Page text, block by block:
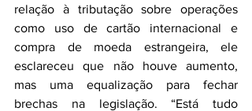
relação à tributação sobre operações
como uso de cartão internacional e
compra de moeda estrangeira, ele
esclareceu que não houve aumento,
mas uma equalização para fechar
brechas na legislação. “Está tudo